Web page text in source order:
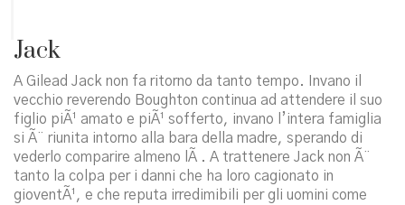
Jack
A Gilead Jack non fa ritorno da tanto tempo. Invano il
vecchio reverendo Boughton continua ad attendere il suo
figlio piÃ¹ amato e piÃ¹ sofferto, invano l’intera famiglia
si Ã¨ riunita intorno alla bara della madre, sperando di
vederlo comparire almeno lÃ . A trattenere Jack non Ã¨
tanto la colpa per i danni che ha loro cagionato in
gioventÃ¹, e che reputa irredimibili per gli uomini come